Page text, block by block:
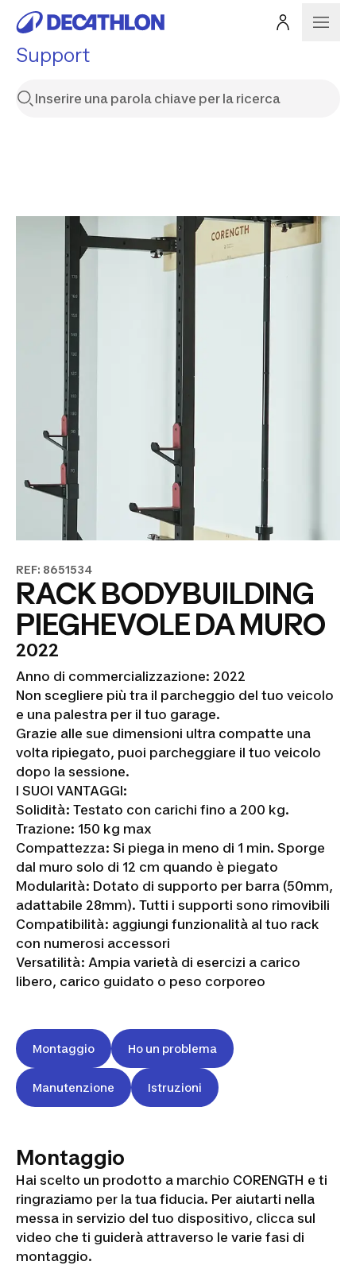
Support
REF: 8651534
RACK BODYBUILDING
PIEGHEVOLE DA MURO
2022
Anno di commercializzazione: 2022
Non scegliere più tra il parcheggio del tuo veicolo
e una palestra per il tuo garage.
Grazie alle sue dimensioni ultra compatte una
volta ripiegato, puoi parcheggiare il tuo veicolo
dopo la sessione.
I SUOI ​​VANTAGGI:
Solidità: Testato con carichi fino a 200 kg.
Trazione: 150 kg max
Compattezza: Si piega in meno di 1 min. Sporge
dal muro solo di 12 cm quando è piegato
Modularità: Dotato di supporto per barra (50mm,
adattabile 28mm). Tutti i supporti sono rimovibili
Compatibilità: aggiungi funzionalità al tuo rack
con numerosi accessori
Versatilità: Ampia varietà di esercizi a carico
libero, carico guidato o peso corporeo
Montaggio Ho un problema
Manutenzione Istruzioni
Montaggio
Hai scelto un prodotto a marchio CORENGTH e ti
ringraziamo per la tua fiducia. Per aiutarti nella
messa in servizio del tuo dispositivo, clicca sul
video che ti guiderà attraverso le varie fasi di
montaggio.
RACK
MURAL